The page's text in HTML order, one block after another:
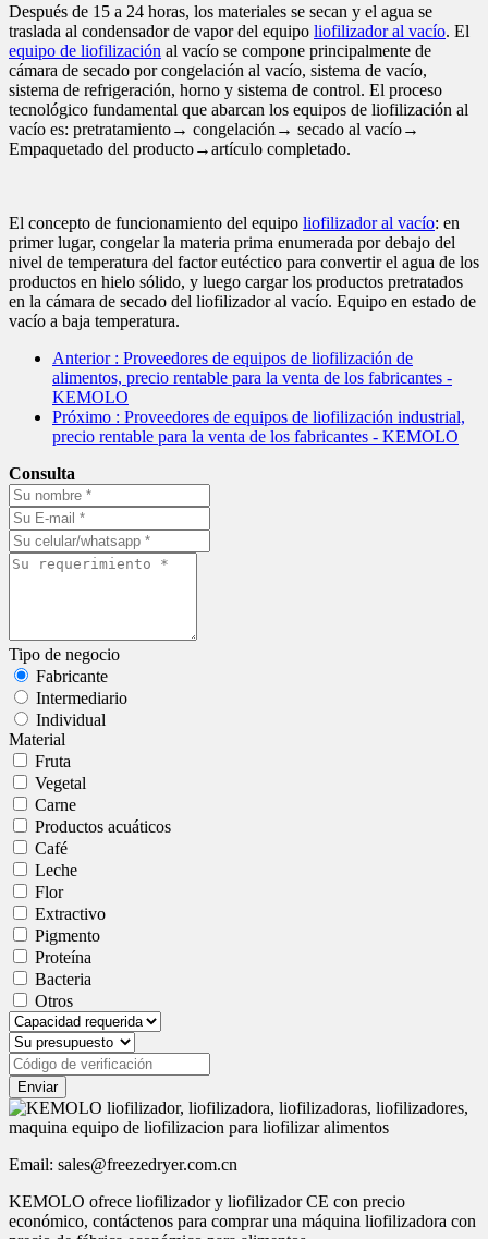
Después de 15 a 24 horas, los materiales se secan y el agua se
traslada al condensador de vapor del equipo liofilizador al vacío. El
equipo de liofilización al vacío se compone principalmente de
cámara de secado por congelación al vacío, sistema de vacío,
sistema de refrigeración, horno y sistema de control. El proceso
tecnológico fundamental que abarcan los equipos de liofilización al
vacío es: pretratamiento→ congelación→ secado al vacío→
Empaquetado del producto→artículo completado.
El concepto de funcionamiento del equipo liofilizador al vacío: en
primer lugar, congelar la materia prima enumerada por debajo del
nivel de temperatura del factor eutéctico para convertir el agua de los
productos en hielo sólido, y luego cargar los productos pretratados
en la cámara de secado del liofilizador al vacío. Equipo en estado de
vacío a baja temperatura.
Anterior : Proveedores de equipos de liofilización de
alimentos, precio rentable para la venta de los fabricantes -
KEMOLO
Próximo : Proveedores de equipos de liofilización industrial,
precio rentable para la venta de los fabricantes - KEMOLO
Consulta
Tipo de negocio
Fabricante
Intermediario
Individual
Material
Fruta
Vegetal
Carne
Productos acuáticos
Café
Leche
Flor
Extractivo
Pigmento
Proteína
Bacteria
Otros
Enviar
Email: sales@freezedryer.com.cn
KEMOLO ofrece liofilizador y liofilizador CE con precio
económico, contáctenos para comprar una máquina liofilizadora con